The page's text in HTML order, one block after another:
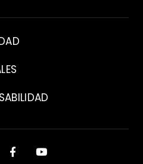
FACEBOOKYOUTUBE